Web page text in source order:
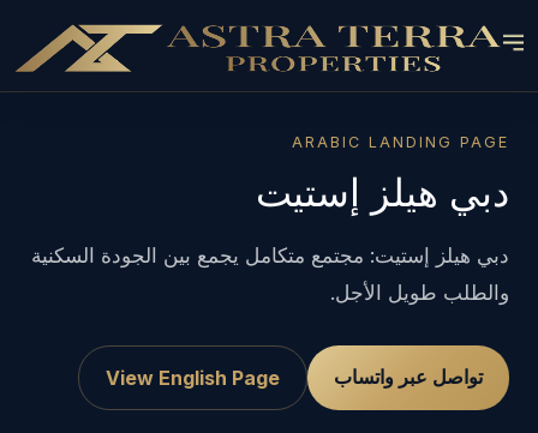
ARABIC LANDING PAGE
دبي هيلز إستيت
دبي هيلز إستيت: مجتمع متكامل يجمع بين الجودة السكنية
والطلب طويل الأجل.
تواصل عبر واتساب View English Page